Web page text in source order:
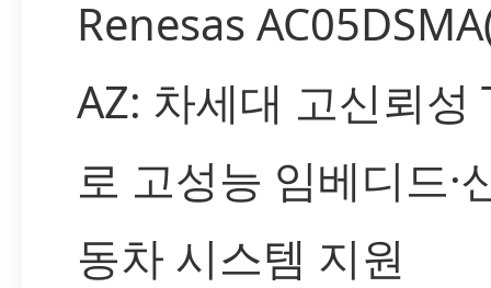
Renesas
AZ: 차세대 고신뢰성
로 고성능 임베디드·
동차 시스템 지원